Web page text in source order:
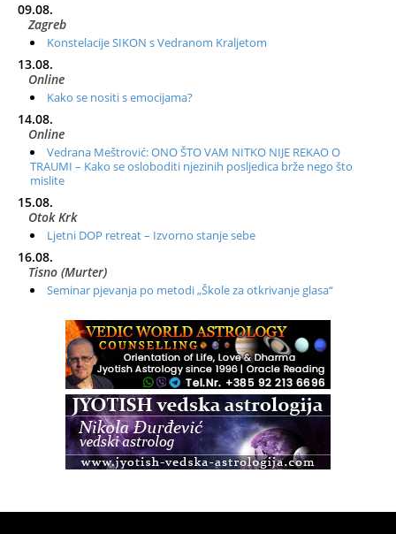
09.08.
Zagreb
Konstelacije SIKON s Vedranom Kraljetom
13.08.
Online
Kako se nositi s emocijama?
14.08.
Online
Vedrana Meštrović: ONO ŠTO VAM NITKO NIJE REKAO O
TRAUMI – Kako se osloboditi njezinih posljedica brže nego što
mislite
15.08.
Otok Krk
Ljetni DOP retreat – Izvorno stanje sebe
16.08.
Tisno (Murter)
Seminar pjevanja po metodi „Škole za otkrivanje glasa“
Radionica: Pomagači iz drugih dimenzija Online – otvoreno za
Zagreb+Online
Osnovni ThetaHealing® tečaj, Zagreb i Online
Access BARS®, otpusti stres